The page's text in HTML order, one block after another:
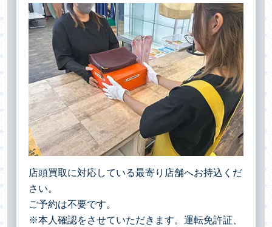
店頭買取に対応している最寄り店舗へお持込くだ
さい。
ご予約は不要です。
※本人確認をさせていただきます。運転免許証、